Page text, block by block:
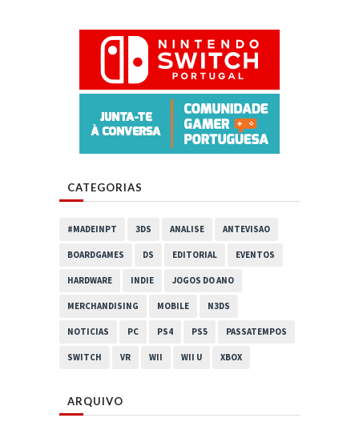
CATEGORIAS
#MADEINPT 3DS ANALISE ANTEVISAO
BOARDGAMES DS EDITORIAL EVENTOS
HARDWARE INDIE JOGOS DO ANO
MERCHANDISING MOBILE N3DS
NOTICIAS PC PS4 PS5 PASSATEMPOS
SWITCH VR WII WII U XBOX
ARQUIVO